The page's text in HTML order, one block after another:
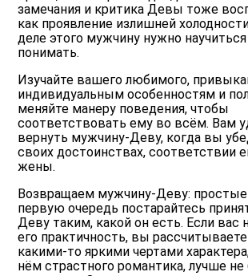
замечания и критика Девы тоже
как проявление излишней
деле этого мужчину нужно
понимать.
Изучайте вашего любимого,
индивидуальным особенностям и
меняйте манеру поведения, чтобы
соответствовать ему во всём. Вам
вернуть мужчину-Деву, когда вы
своих достоинствах, соответствии
жены.
Возвращаем мужчину-Деву:
первую очередь постарайтесь
Деву таким, какой он есть. Если вас
его практичность, вы
какими-то яркими чертами
нём страстного романтика, лучше не